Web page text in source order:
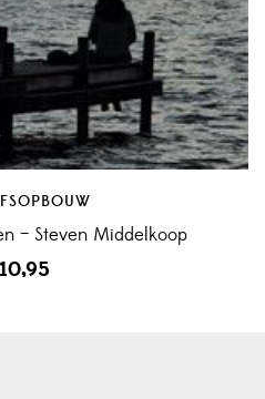
– Steven Middelkoop
10,95